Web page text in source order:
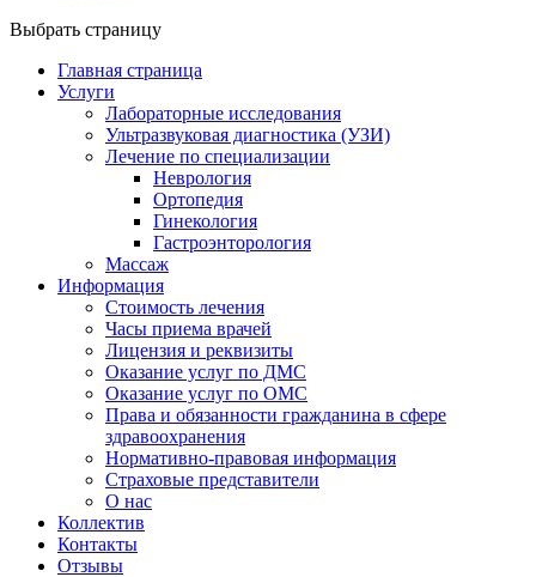
Выбрать страницу
Главная страница
Услуги
Лабораторные исследования
Ультразвуковая диагностика (УЗИ)
Лечение по специализации
Неврология
Ортопедия
Гинекология
Гастроэнторология
Массаж
Информация
Стоимость лечения
Часы приема врачей
Лицензия и реквизиты
Оказание услуг по ДМС
Оказание услуг по ОМС
Права и обязанности гражданина в сфере
здравоохранения
Нормативно-правовая информация
Страховые представители
О нас
Коллектив
Контакты
Отзывы